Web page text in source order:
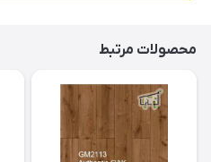
محصولات مرتبط